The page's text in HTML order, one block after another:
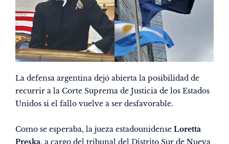
La defensa argentina dejó abierta la posibilidad de
recurrir a la Corte Suprema de Justicia de los Estados
Unidos si el fallo vuelve a ser desfavorable.
Como se esperaba, la jueza estadounidense Loretta
Preska, a cargo del tribunal del Distrito Sur de Nueva